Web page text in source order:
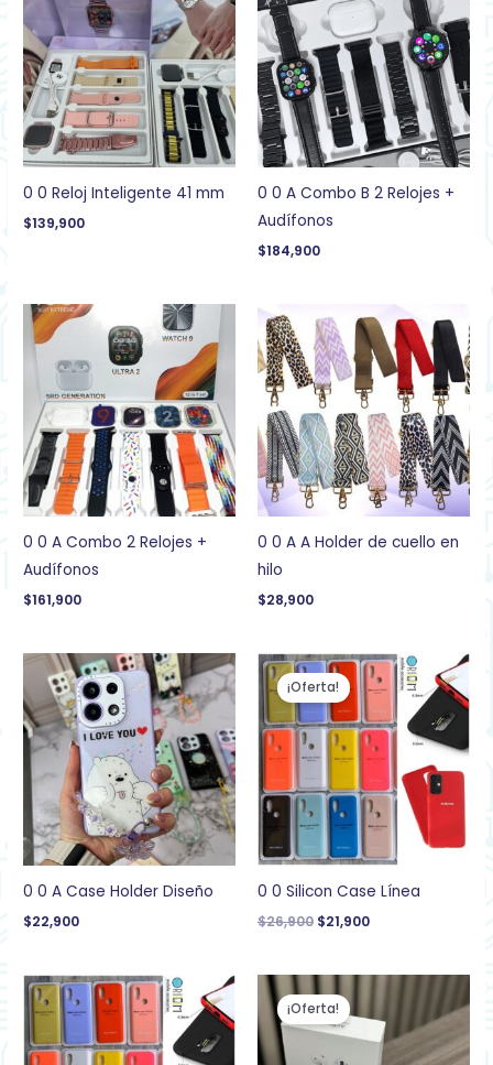
0 0 Reloj Inteligente 41 mm
$139,900
0 0 A Combo B 2 Relojes +
Audífonos
$184,900
0 0 A Combo 2 Relojes +
Audífonos
$161,900
0 0 A A Holder de cuello en
hilo
$28,900
0 0 A Case Holder Diseño
$22,900
¡Oferta!
0 0 Silicon Case Línea
$26,900
El
precio
original
era:
$26,900.
$21,900
El
precio
actual
$21,900.
¡Oferta!
precio
original
era:
$99,900.
actual
es:
$69,900.